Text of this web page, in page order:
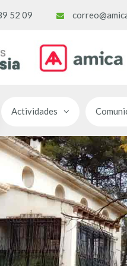
52 09
Actividades